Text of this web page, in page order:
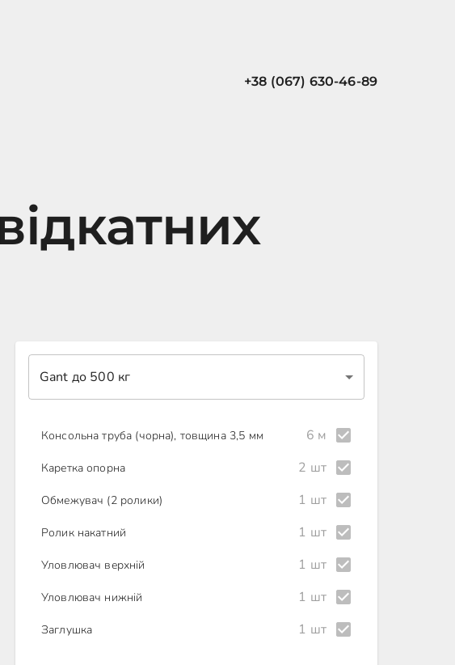
+38 (067) 630-46-89
Gant до 500 кг
Консольна труба (чорна), товщина 3,5 мм 6 м
Каретка опорна 2 шт
Обмежувач (2 ролики) 1 шт
Ролик накатний 1 шт
Уловлювач верхній 1 шт
Уловлювач нижній 1 шт
Заглушка 1 шт